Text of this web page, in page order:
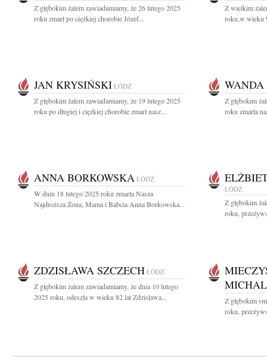
Z głębokim żalem zawiadamiamy, że 26 lutego 2025
roku zmarł po ciężkiej chorobie Józef...
Z wielkim
roku,w wieku
JAN KRYSIŃSKI ŁÓDŹ
Z głębokim żalem zawiadamiamy, że 19 lutego 2025
roku po długiej i ciężkiej chorobie zmarł nasz...
Z głębokim
roku zmarła
ANNA BORKOWSKA ŁÓDŹ
W dniu 18 lutego 2025 roku zmarła Nasza
Najdroższa Żona, Mama i Babcia Anna Borkowska...
ŁÓDŹ
Z głębokim
roku,
ZDZISŁAWA SZCZECH ŁÓDŹ
Z głębokim żalem zawiadamiamy, że dnia 10 lutego
2025 roku, odeszła w wieku 82 lat Zdzisława...
Z głębokim
roku,